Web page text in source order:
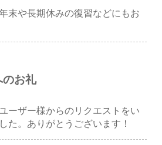
末や長期休みの復習などにもお
のお礼
ーザー様からのリクエストをい
た。ありがとうございます！